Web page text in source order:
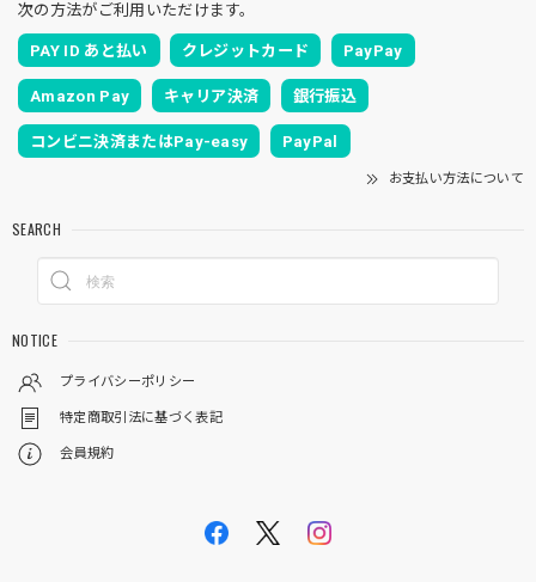
次の方法がご利用いただけます。
PAY ID あと払い クレジットカード PayPay
Amazon Pay キャリア決済 銀行振込
コンビニ決済またはPay-easy PayPal
お支払い方法について
SEARCH
NOTICE
プライバシーポリシー
特定商取引法に基づく表記
会員規約